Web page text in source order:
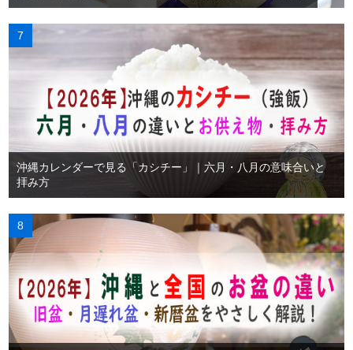
沖縄カレンダーで見る「カシチー」｜六月・八月の意味合いと
拝み方